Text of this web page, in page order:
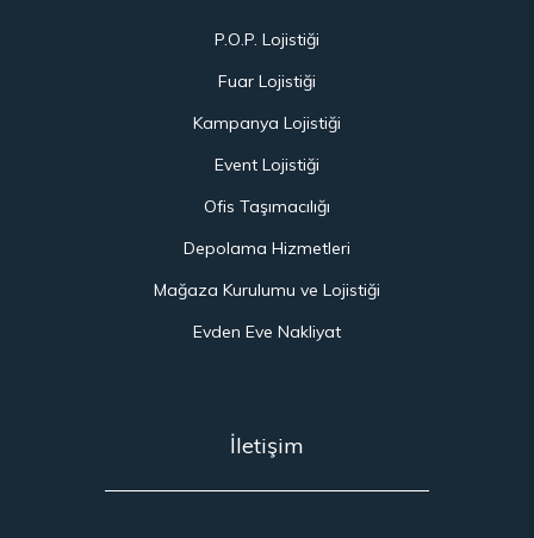
P.O.P. Lojistiği
Fuar Lojistiği
Kampanya Lojistiği
Event Lojistiği
Ofis Taşımacılığı
Depolama Hizmetleri
Mağaza Kurulumu ve Lojistiği
Evden Eve Nakliyat
İletişim